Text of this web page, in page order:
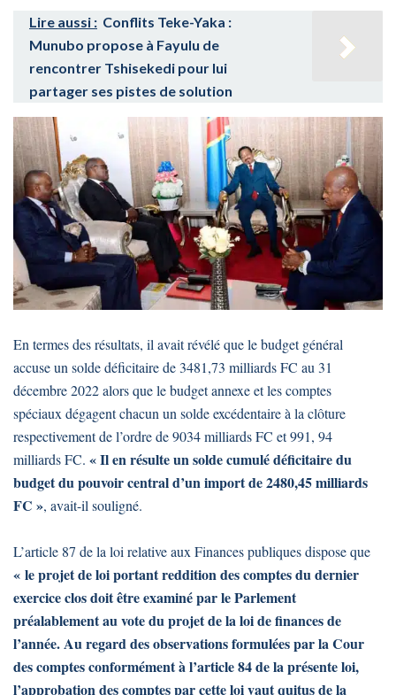
Lire aussi : Conflits Teke-Yaka :
Munubo propose à Fayulu de
rencontrer Tshisekedi pour lui
partager ses pistes de solution
En termes des résultats, il avait révélé que le budget général
accuse un solde déficitaire de 3481,73 milliards FC au 31
décembre 2022 alors que le budget annexe et les comptes
spéciaux dégagent chacun un solde excédentaire à la clôture
respectivement de l’ordre de 9034 milliards FC et 991, 94
milliards FC. « Il en résulte un solde cumulé déficitaire du
budget du pouvoir central d’un import de 2480,45 milliards
FC », avait-il souligné.
L’article 87 de la loi relative aux Finances publiques dispose que
« le projet de loi portant reddition des comptes du dernier
exercice clos doit être examiné par le Parlement
préalablement au vote du projet de la loi de finances de
l’année. Au regard des observations formulées par la Cour
des comptes conformément à l’article 84 de la présente loi,
l’approbation des comptes par cette loi vaut quitus de la